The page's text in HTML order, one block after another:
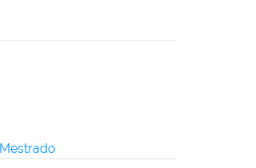
Mestrado